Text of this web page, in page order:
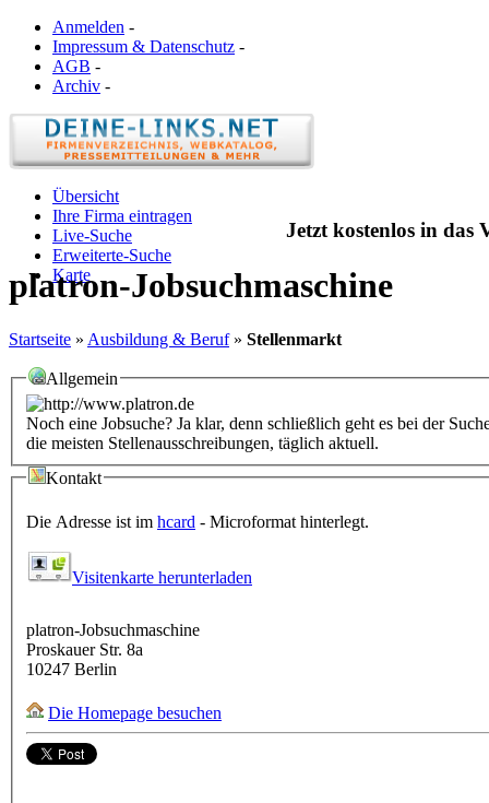
Anmelden -
Impressum & Datenschutz -
AGB -
Archiv -
Übersicht
Ihre Firma eintragen
Live-Suche
Erweiterte-Suche
Karte
Jetzt kostenlos in das
platron-Jobsuchmaschine
Startseite » Ausbildung & Beruf» Stellenmarkt
Allgemein
Noch eine Jobsuche? Ja klar, denn schließlich geht es bei der
die meisten Stellenausschreibungen, täglich aktuell.
Kontakt
Die Adresse ist im hcard - Microformat hinterlegt.
Visitenkarte herunterladen
platron-Jobsuchmaschine
Proskauer Str. 8a
10247 Berlin
Die Homepage besuchen